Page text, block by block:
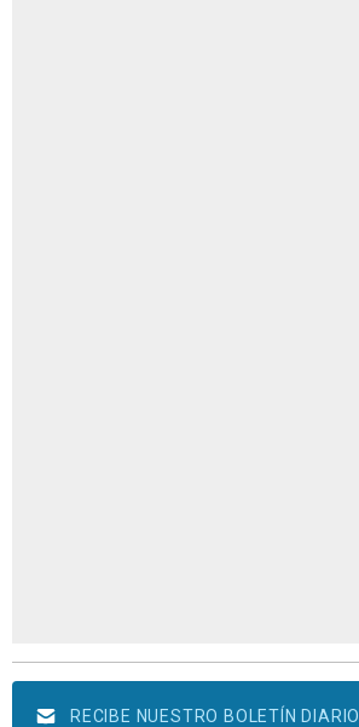
RECIBE NUESTRO BOLETÍN DIARIO